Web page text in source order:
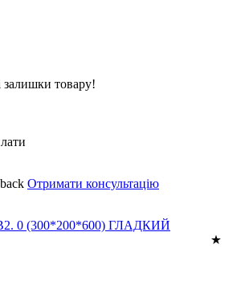
залишки товару!
Отримати консультацію